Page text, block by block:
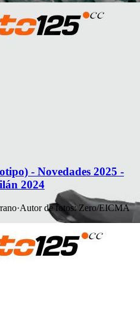
- Novedades 2025 -
2024
·Autor de fotos: Zero/EICMA